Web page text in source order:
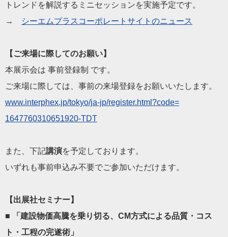
トレン ドを解説するミニセッションを実施予定です。
→
シーエムプラスコーポレートサイトのニュース
【ご来場に際してのお願い】
本展示会は 事前登録制 です。
ご来場に際しては、事前の来場登録をお願いいたします。
www.interphex.jp/tokyo/ja-jp/register.html?code=
1647760310651920-TDT
また、下記講演を予定しております。
いずれも事前申込み不要でご参加いただけます。
【出展社セミナー】
■
「建設物価高騰を乗り切る、CM方式による品質・コス
ト・工程の完遂術」